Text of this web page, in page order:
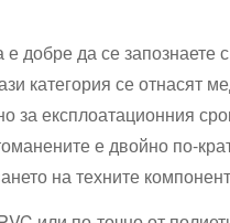
добре да се запознаете
категория се отнасят
за експлоатационния
е двойно по-
на техните